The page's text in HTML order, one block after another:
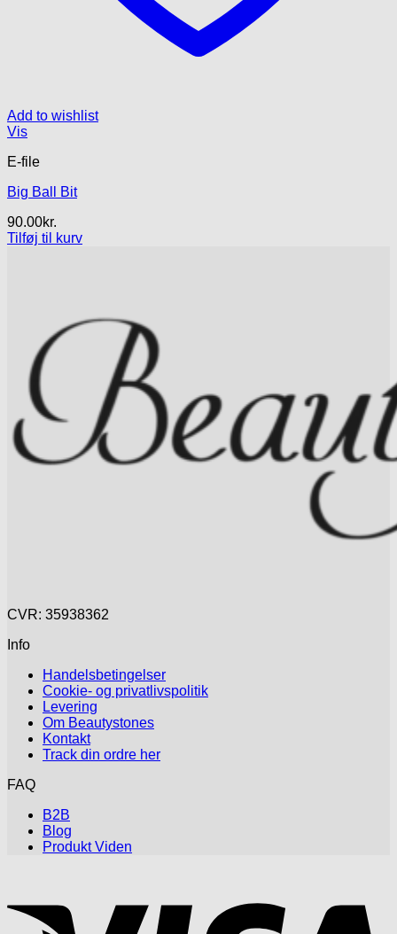
Add to wishlist
Vis
E-file
Big Ball Bit
90.00kr.
Tilføj til kurv
CVR: 35938362
Info
Handelsbetingelser
Cookie- og privatlivspolitik
Levering
Om Beautystones
Kontakt
Track din ordre her
FAQ
B2B
Blog
Produkt Viden